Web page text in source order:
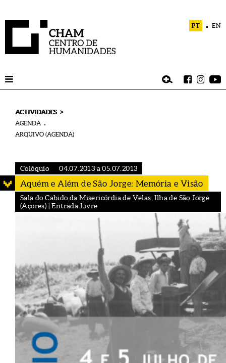
PT EN
ACTIVIDADES >
AGENDA
ARQUIVO (AGENDA)
Colóquio 04.07.2013 a 05.07.2013
Aquém e Além de São Jorge: Memória e Visão
Sala do Cabido da Misericórdia de Velas, Ilha de São Jorge
(Açores) | Entrada Livre